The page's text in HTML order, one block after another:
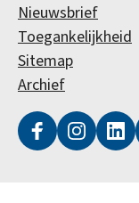
Nieuwsbrief
Toegankelijkheid
Sitemap
Archief